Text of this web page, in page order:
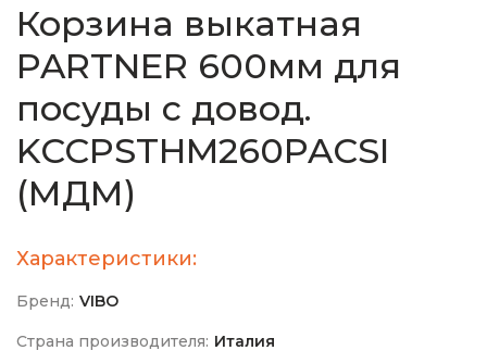
Корзина выкатная
PARTNER 600мм для
посуды с довод.
KCCPSTHM260PACSI
(МДМ)
Характеристики:
Бренд: VIBO
Страна производителя: Италия